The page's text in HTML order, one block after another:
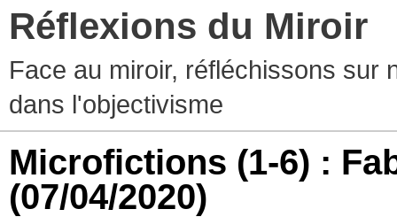
Réflexions du Miroir
Face au miroir, réfléchissons sur
dans l'objectivisme
Microfictions (1-6) :
(07/04/2020)